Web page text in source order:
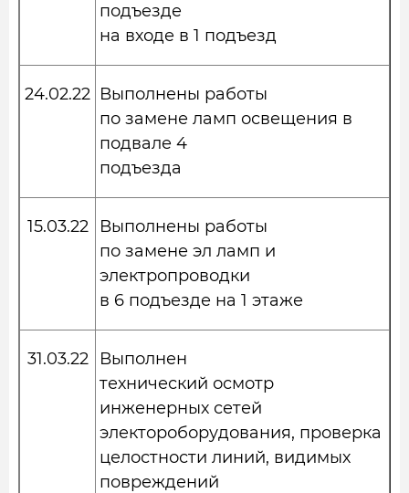
подъезде
на входе в 1 подъезд
24.02.22 Выполнены работы
по замене ламп освещения в
подвале 4
подъезда
15.03.22
Выполнены работы
по замене эл ламп и
электропроводки
в 6 подъезде на 1 этаже
31.03.22
Выполнен
технический осмотр
инженерных сетей
электороборудования, проверка
целостности линий, видимых
повреждений